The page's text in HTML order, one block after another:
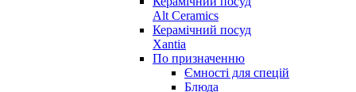
Alt Ceramics
Керамічний посуд
Xantia
По призначенню
Ємності для спецій
Блюда